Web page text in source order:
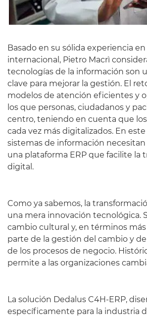
Basado en su sólida experiencia
internacional, Pietro Macrì
tecnologías de la información son
clave para mejorar la gestión. El
modelos de atención eficientes y
los que personas, ciudadanos y
centro, teniendo en cuenta que
cada vez más digitalizados. En
sistemas de información
una plataforma ERP que facilite la
digital.
Como ya sabemos, la
una mera innovación tecnológica.
cambio cultural y, en términos
parte de la gestión del cambio y
de los procesos de negocio.
permite a las organizaciones
La solución Dedalus C4H-ERP,
específicamente para la industria